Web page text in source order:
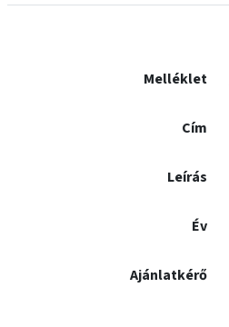
Melléklet
Cím
Leírás
Év
Ajánlatkérő